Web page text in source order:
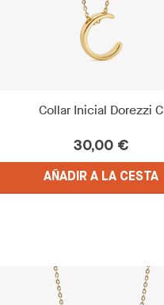
Collar Inicial Dorezzi C
30,00 €
AÑADIR A LA CESTA